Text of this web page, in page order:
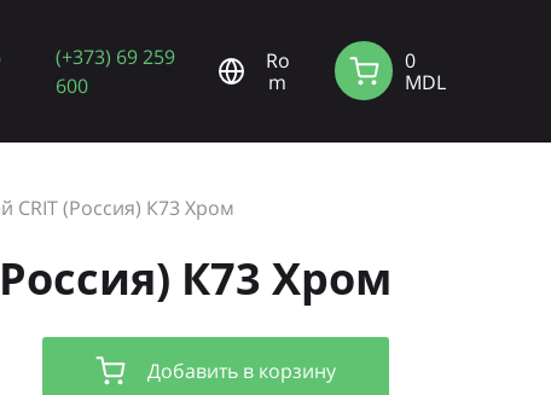
(+373) 69 259
600
Ro
m
0
MDL
CRIT (Россия) К73 Хром
К73 Хром
Добавить в корзину